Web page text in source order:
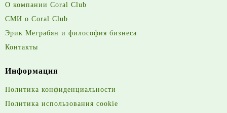
О компании Coral Club
СМИ о Coral Club
Эрик Меграбян и философия бизнеса
Контакты
Информация
Политика конфиденциальности
Политика использования cookie